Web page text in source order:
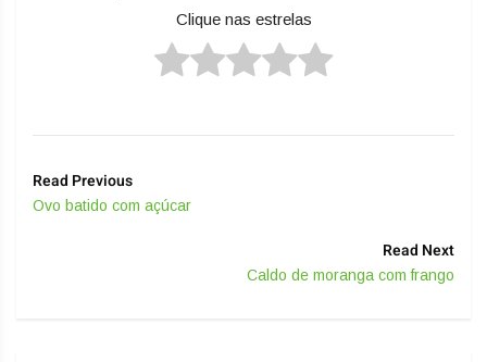
Clique nas estrelas
Read Previous
Ovo batido com açúcar
Read Next
Caldo de moranga com frango